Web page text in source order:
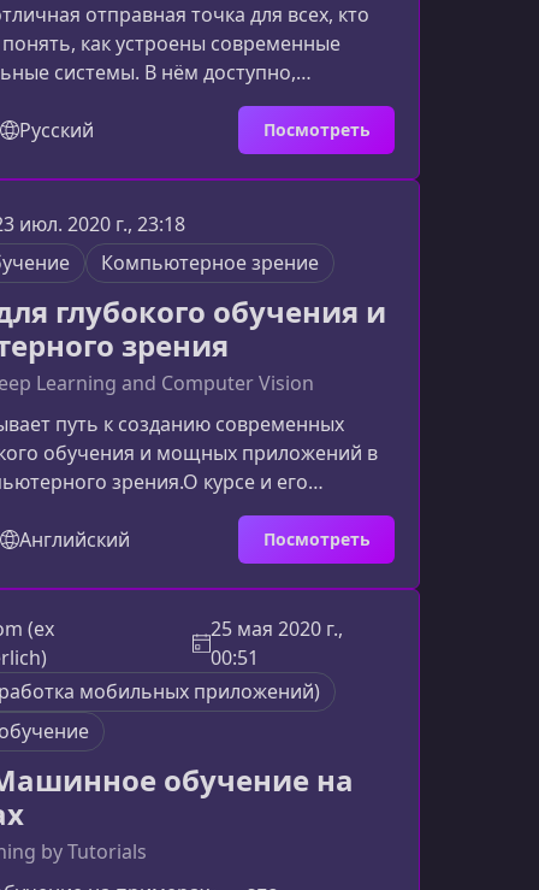
отправная точка для всех, кто
как устроены современные
системы. В нём доступно,
и практично разбираются ключевые
и машинного обучения, а также
их применения.Ключевые темы
курсаНачальная часть программы
становления искусственного
базовым принципам работы
систем.Основные понятия И
Русский Посмотреть
июл. 2020 г., 23:18
Компьютерное зрение
глубокого обучения и
зрения
Learning and Computer Vision
путь к созданию современных
обучения и мощных приложений в
зрения.О курсе и его
курс ориентирован на
уверенно работать с PyTorch и
приложения Deep
Vision. Обучение построено по
прежде всего», что позволяет
от теории к реальным
стоит изучать PyTorchPyTo
Английский Посмотреть
(ex
25 мая 2020 г.,
00:51
мобильных приложений)
обучение на
by Tutorials